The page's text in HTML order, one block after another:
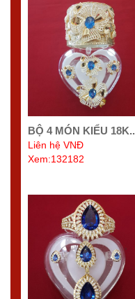
BỘ 4 MÓN KIỂU 18K..
Liên hệ VNĐ
Xem:132182